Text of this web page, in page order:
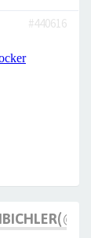
#440616